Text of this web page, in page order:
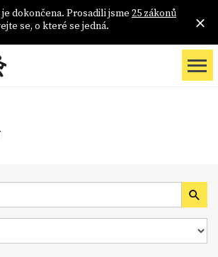
dokončena. Prosadili jsme 25 zákonů
se, o které se jedná.